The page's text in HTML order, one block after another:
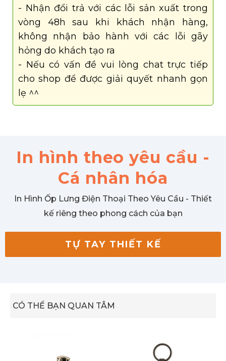
- Nhận đổi trả với các lỗi sản xuất trong
vòng 48h sau khi khách nhận hàng,
không nhận bảo hành với các lỗi gãy
hỏng do khách tạo ra
- Nếu có vấn đề vui lòng chat trực tiếp
cho shop để được giải quyết nhanh gọn
lẹ ^^
In hình theo yêu cầu -
Cá nhân hóa
In Hình Ốp Lưng Điện Thoại Theo Yêu Cầu - Thiết
kế riêng theo phong cách của bạn
TỰ TAY THIẾT KẾ
CÓ THỂ BẠN QUAN TÂM